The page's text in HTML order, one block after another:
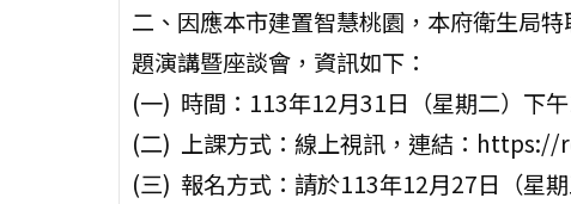
二、因應本市建置智慧桃園，本府衛生局
題演講暨座談會，資訊如下：
(一) 時間：113年12月31日（星期二）下
(二) 上課方式：線上視訊，連結：
(三) 報名方式：請於113年12月27日（星